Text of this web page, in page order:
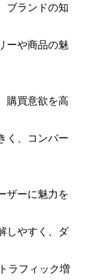
ブランドの知
ーや商品の魅
購買意欲を高
く、コンバー
ザーに魅力を
しやすく、ダ
ラフィック増